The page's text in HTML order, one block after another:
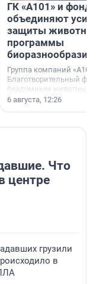
ГК «А101» и фонд
объединяют
защиты
программы
биоразнообразия
Группа компаний
Благотворительный
бездомным животным
заключили соглашение
6 августа, 12:26
Что
центре
грузили
в